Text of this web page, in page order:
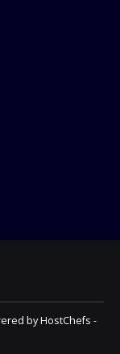
by HostChefs -